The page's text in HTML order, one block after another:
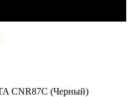
CNR87C (Черный)